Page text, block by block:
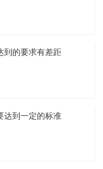
到的要求有差距
达到一定的标准